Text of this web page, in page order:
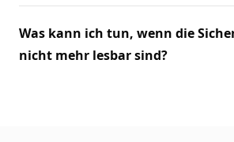
Was kann ich tun, wenn die
nicht mehr lesbar sind?